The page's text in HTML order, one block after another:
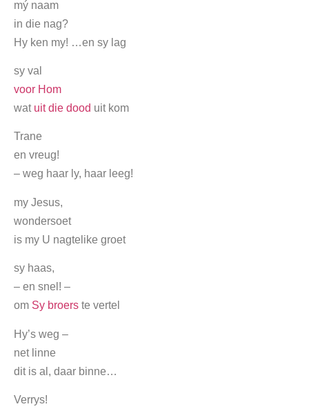
mý naam
in die nag?
Hy ken my! …en sy lag
sy val
voor Hom
wat uit die dood uit kom
Trane
en vreug!
– weg haar ly, haar leeg!
my Jesus,
wondersoet
is my U nagtelike groet
sy haas,
– en snel! –
om Sy broers te vertel
Hy’s weg –
net linne
dit is al, daar binne…
Verrys!